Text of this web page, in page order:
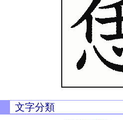
文字分類